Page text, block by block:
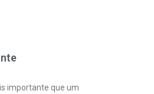
importante que um